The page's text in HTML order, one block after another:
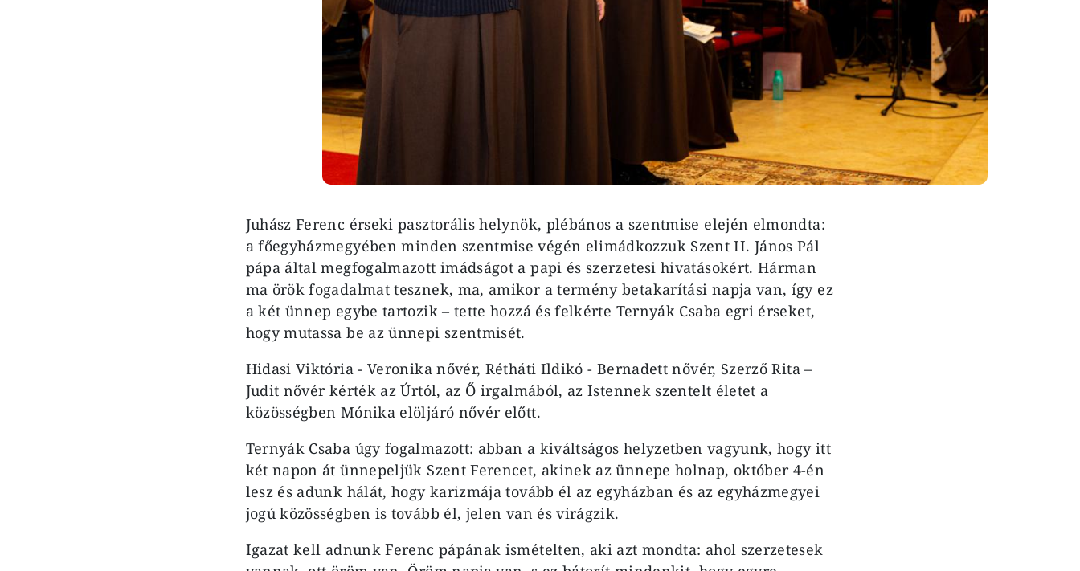
Juhász Ferenc érseki pasztorális helynök, plébános a szentmise elején elmondta:
a főegyházmegyében minden szentmise végén elimádkozzuk Szent II. János Pál
pápa által megfogalmazott imádságot a papi és szerzetesi hivatásokért. Hárman
ma örök fogadalmat tesznek, ma, amikor a termény betakarítási napja van, így ez
a két ünnep egybe tartozik – tette hozzá és felkérte Ternyák Csaba egri érseket,
hogy mutassa be az ünnepi szentmisét.
Hidasi Viktória - Veronika nővér, Rétháti Ildikó - Bernadett nővér, Szerző Rita –
Judit nővér kérték az Úrtól, az Ő irgalmából, az Istennek szentelt életet a
közösségben Mónika elöljáró nővér előtt.
Ternyák Csaba úgy fogalmazott: abban a kiváltságos helyzetben vagyunk, hogy itt
két napon át ünnepeljük Szent Ferencet, akinek az ünnepe holnap, október 4-én
lesz és adunk hálát, hogy karizmája tovább él az egyházban és az egyházmegyei
jogú közösségben is tovább él, jelen van és virágzik.
Igazat kell adnunk Ferenc pápának ismételten, aki azt mondta: ahol szerzetesek